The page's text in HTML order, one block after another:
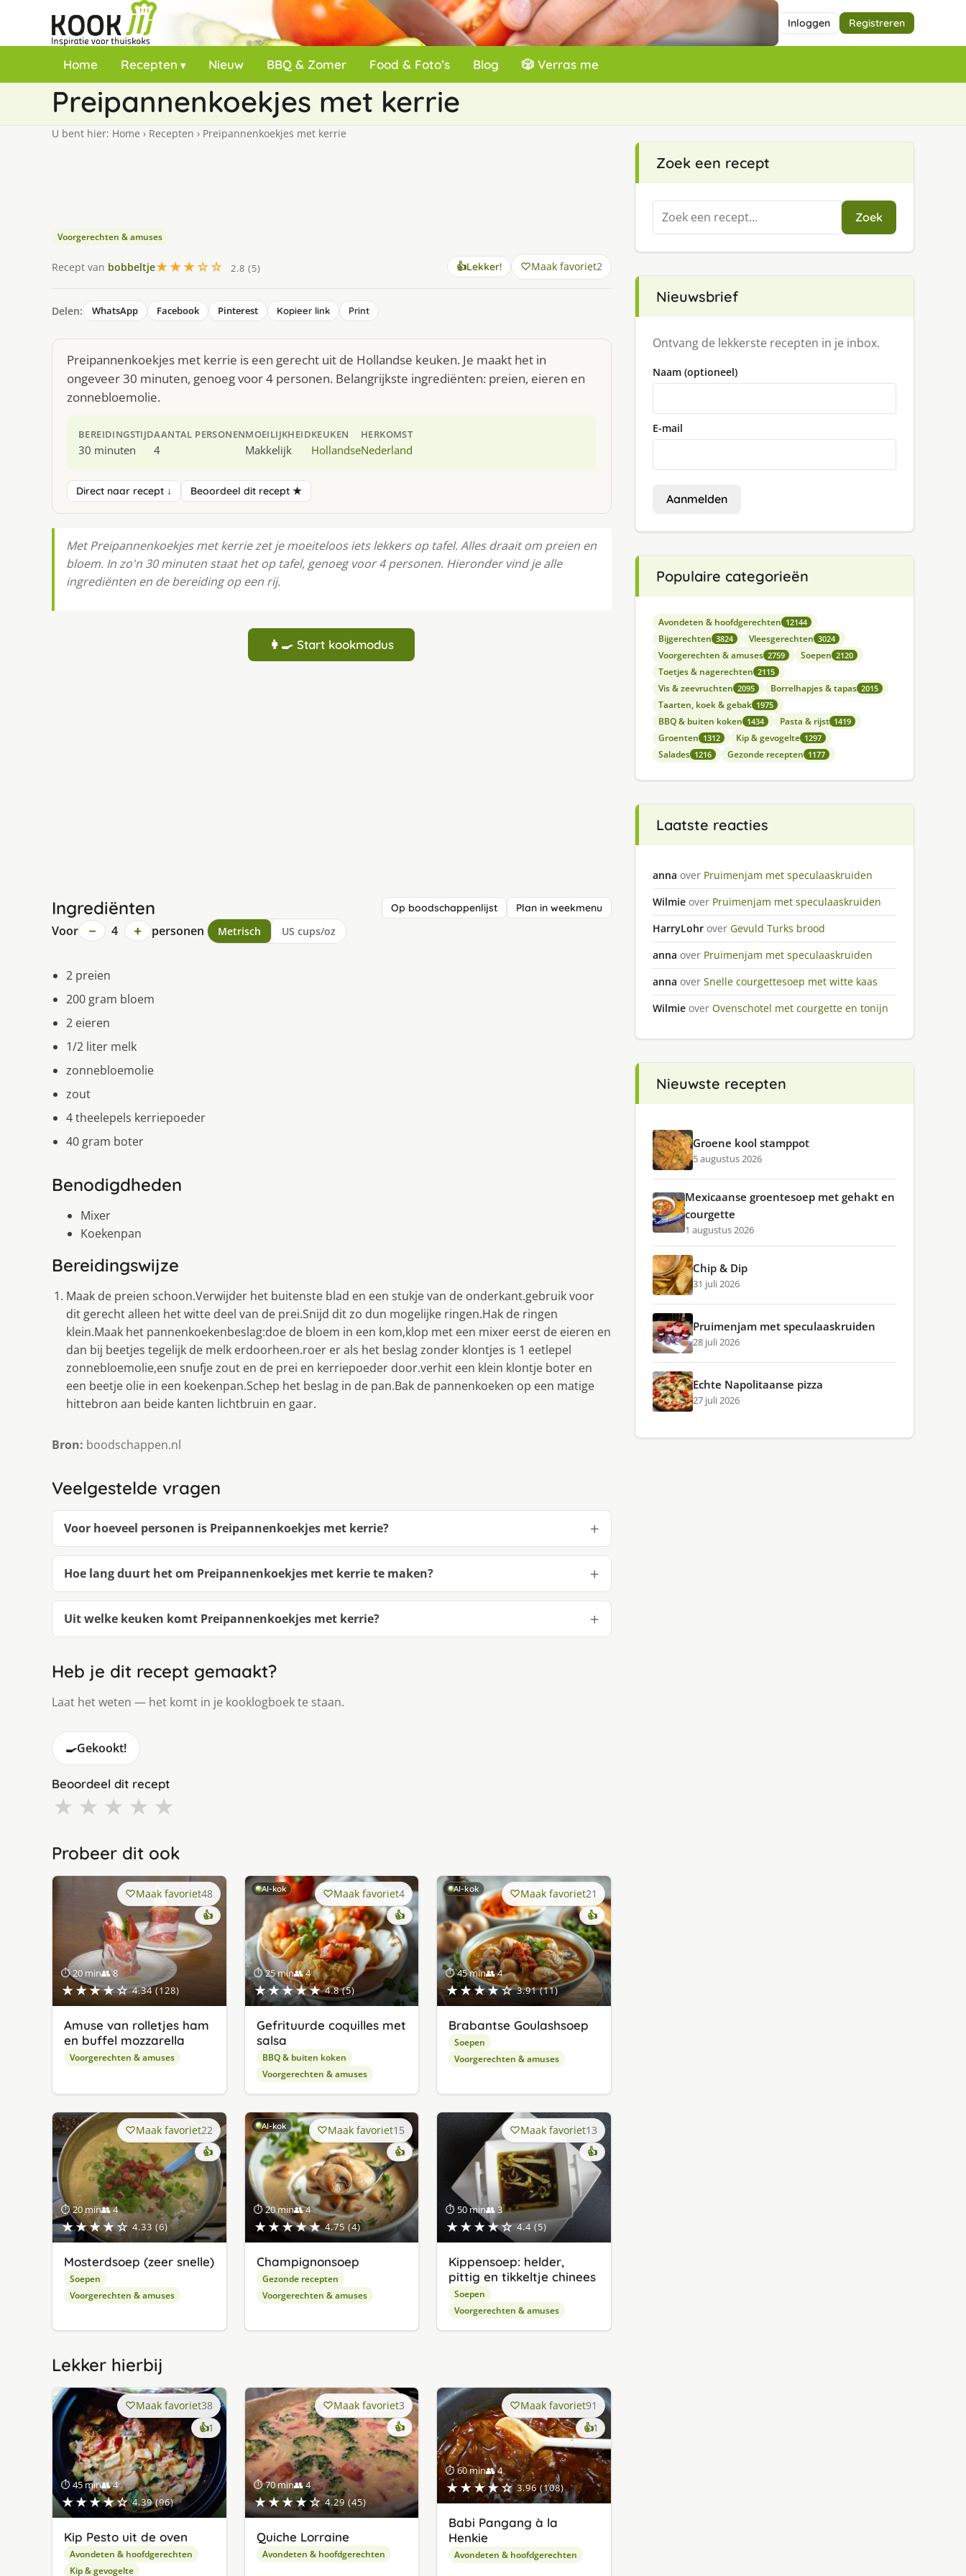
Inloggen Registreren
Home Recepten Nieuw BBQ & Zomer Food & Foto’s Blog 🎲 Verras me
Preipannenkoekjes met kerrie
U bent hier: Home › Recepten › Preipannenkoekjes met kerrie
Voorgerechten & amuses
Recept van bobbeltje★★★☆☆ 2.8 (5) 👍Lekker! Maak favoriet2
Delen: WhatsApp Facebook Pinterest Kopieer link Print
Preipannenkoekjes met kerrie is een gerecht uit de Hollandse keuken. Je maakt het in
ongeveer 30 minuten, genoeg voor 4 personen. Belangrijkste ingrediënten: preien, eieren en
zonnebloemolie.
BEREIDINGSTIJD
30 minuten
AANTAL PERSONEN
4
MOEILIJKHEID
Makkelijk
KEUKEN
Hollandse
HERKOMST
Nederland
Direct naar recept ↓ Beoordeel dit recept ★
Met Preipannenkoekjes met kerrie zet je moeiteloos iets lekkers op tafel. Alles draait om preien en
bloem. In zo'n 30 minuten staat het op tafel, genoeg voor 4 personen. Hieronder vind je alle
ingrediënten en de bereiding op een rij.
👩‍🍳 Start kookmodus
Ingrediënten Op boodschappenlijst Plan in weekmenu
Voor − 4 + personen Metrisch US cups/oz
2 preien
200 gram bloem
2 eieren
1/2 liter melk
zonnebloemolie
zout
4 theelepels kerriepoeder
40 gram boter
Benodigdheden
Mixer
Koekenpan
Bereidingswijze
Maak de preien schoon.Verwijder het buitenste blad en een stukje van de onderkant.gebruik voor
dit gerecht alleen het witte deel van de prei.Snijd dit zo dun mogelijke ringen.Hak de ringen
klein.Maak het pannenkoekenbeslag:doe de bloem in een kom,klop met een mixer eerst de eieren en
dan bij beetjes tegelijk de melk erdoorheen.roer er als het beslag zonder klontjes is 1 eetlepel
zonnebloemolie,een snufje zout en de prei en kerriepoeder door.verhit een klein klontje boter en
een beetje olie in een koekenpan.Schep het beslag in de pan.Bak de pannenkoeken op een matige
hittebron aan beide kanten lichtbruin en gaar.
Bron: boodschappen.nl
Veelgestelde vragen
Voor hoeveel personen is Preipannenkoekjes met kerrie?
Hoe lang duurt het om Preipannenkoekjes met kerrie te maken?
Uit welke keuken komt Preipannenkoekjes met kerrie?
Heb je dit recept gemaakt?
Laat het weten — het komt in je kooklogboek te staan.
🍳Gekookt!
Beoordeel dit recept
★ ★ ★ ★ ★
Probeer dit ook
⏱ 20 min👥 8
★★★★☆ 4.34 (128)
Maak favoriet48
👍
Amuse van rolletjes ham
en buffel mozzarella
Voorgerechten & amuses
AI-kok
⏱ 25 min👥 4
★★★★★ 4.8 (5)
Maak favoriet4
👍
Gefrituurde coquilles met
salsa
BBQ & buiten koken
Voorgerechten & amuses
AI-kok
⏱ 45 min👥 4
★★★★☆ 3.91 (11)
Maak favoriet21
👍
Brabantse Goulashsoep
Soepen
Voorgerechten & amuses
⏱ 20 min👥 4
★★★★☆ 4.33 (6)
Maak favoriet22
👍
Mosterdsoep (zeer snelle)
Soepen
Voorgerechten & amuses
AI-kok
⏱ 20 min👥 4
★★★★★ 4.75 (4)
Maak favoriet15
👍
Champignonsoep
Gezonde recepten
Voorgerechten & amuses
⏱ 50 min👥 3
★★★★☆ 4.4 (5)
Maak favoriet13
👍
Kippensoep: helder,
pittig en tikkeltje chinees
Soepen
Voorgerechten & amuses
Lekker hierbij
⏱ 45 min👥 4
★★★★☆ 4.39 (96)
Maak favoriet38
👍1keer
lekker
gevonden
Kip Pesto uit de oven
Avondeten & hoofdgerechten
Kip & gevogelte
⏱ 70 min👥 4
★★★★☆ 4.29 (45)
Maak favoriet3
👍
Quiche Lorraine
Avondeten & hoofdgerechten
⏱ 60 min👥 4
★★★★☆ 3.96 (108)
Maak favoriet91
👍1keer
lekker
gevonden
Babi Pangang à la
Henkie
Avondeten & hoofdgerechten
Zoek een recept
Zoeken
naar:
Zoek
Nieuwsbrief
Ontvang de lekkerste recepten in je inbox.
Naam (optioneel)
E-mail
Aanmelden
Populaire categorieën
Avondeten & hoofdgerechten 12144
Bijgerechten 3824 Vleesgerechten 3024
Voorgerechten & amuses 2759 Soepen 2120
Toetjes & nagerechten 2115
Vis & zeevruchten 2095 Borrelhapjes & tapas 2015
Taarten, koek & gebak 1975
BBQ & buiten koken 1434 Pasta & rijst 1419
Groenten 1312 Kip & gevogelte 1297
Salades 1216 Gezonde recepten 1177
Laatste reacties
anna over Pruimenjam met speculaaskruiden
Wilmie over Pruimenjam met speculaaskruiden
HarryLohr over Gevuld Turks brood
anna over Pruimenjam met speculaaskruiden
anna over Snelle courgettesoep met witte kaas
Wilmie over Ovenschotel met courgette en tonijn
Nieuwste recepten
Groene kool stamppot
5 augustus 2026
Mexicaanse groentesoep met gehakt en
courgette
1 augustus 2026
Chip & Dip
31 juli 2026
Pruimenjam met speculaaskruiden
28 juli 2026
Echte Napolitaanse pizza
27 juli 2026